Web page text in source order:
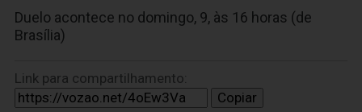
Duelo acontece no domingo, 9, às 16 horas (de
Brasília)
Link para compartilhamento:
Copiar